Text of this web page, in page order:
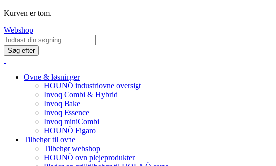
Kurven er tom.
Webshop
Søg efter
Ovne & løsninger
HOUNÖ industriovne oversigt
Invoq Combi & Hybrid
Invoq Bake
Invoq Essence
Invoq miniCombi
HOUNÖ Figaro
Tilbehør til ovne
Tilbehør webshop
HOUNÖ ovn plejeprodukter